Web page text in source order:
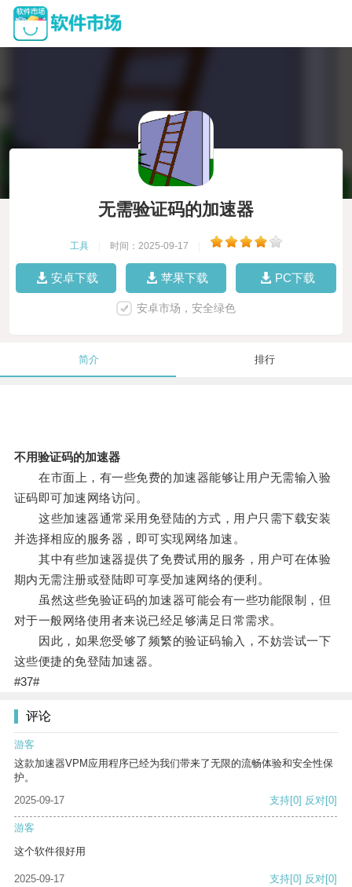
无需验证码的加速器
工具 时间：2025-09-17
安卓下载 苹果下载 PC下载
安卓市场，安全绿色
简介 排行
不用验证码的加速器
在市面上，有一些免费的加速器能够让用户无需输入验
证码即可加速网络访问。
这些加速器通常采用免登陆的方式，用户只需下载安装
并选择相应的服务器，即可实现网络加速。
其中有些加速器提供了免费试用的服务，用户可在体验
期内无需注册或登陆即可享受加速网络的便利。
虽然这些免验证码的加速器可能会有一些功能限制，但
对于一般网络使用者来说已经足够满足日常需求。
因此，如果您受够了频繁的验证码输入，不妨尝试一下
这些便捷的免登陆加速器。
#37#
评论
游客
这款加速器VPM应用程序已经为我们带来了无限的流畅体验和安全性保
护。
2025-09-17
支持[0] 反对[0]
游客
这个软件很好用
2025-09-17 支持[0] 反对[0]